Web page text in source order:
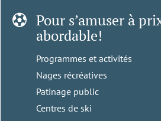
Pour s’amuser à
abordable!
Programmes et activités
Nages récréatives
Patinage public
Centres de ski